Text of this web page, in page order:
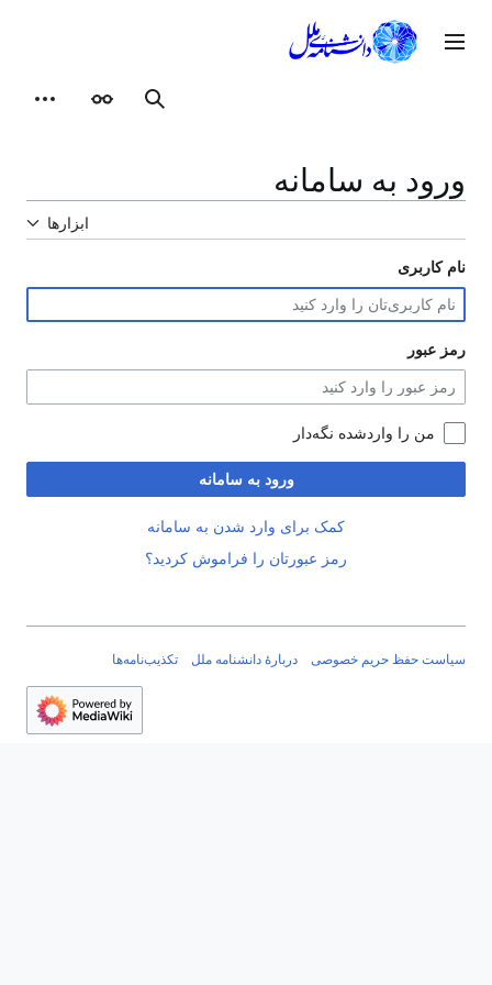
محتوااصلی
جستجوظاهر
ابزارهای
ورود به سامانه
ابزارها
نام کاربری
رمز عبور
من را واردشده نگه‌دار
ورود به سامانه
کمک برای وارد شدن به سامانه
رمز عبورتان را فراموش کردید؟
سیاست حفظ حریم خصوصی دربارهٔ دانشنامه ملل تکذیب‌نامه‌ها